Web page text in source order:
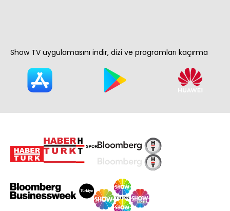
Show TV uygulamasını indir, dizi ve programları kaçırma